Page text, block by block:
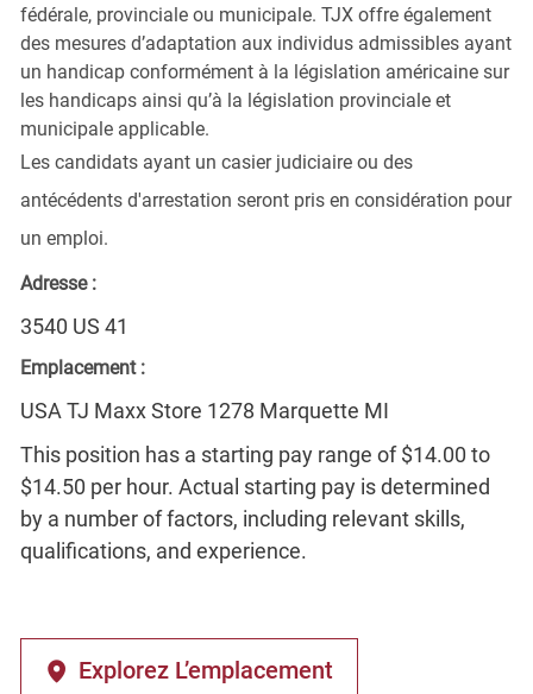
fédérale, provinciale ou municipale. TJX offre également
des mesures d’adaptation aux individus admissibles ayant
un handicap conformément à la législation américaine sur
les handicaps ainsi qu’à la législation provinciale et
municipale applicable.
Les candidats ayant un casier judiciaire ou des
antécédents d'arrestation seront pris en considération pour
un emploi.
Adresse :
3540 US 41
Emplacement :
USA TJ Maxx Store 1278 Marquette MI
This position has a starting pay range of $14.00 to
$14.50 per hour. Actual starting pay is determined
by a number of factors, including relevant skills,
qualifications, and experience.
Explorez L’emplacement